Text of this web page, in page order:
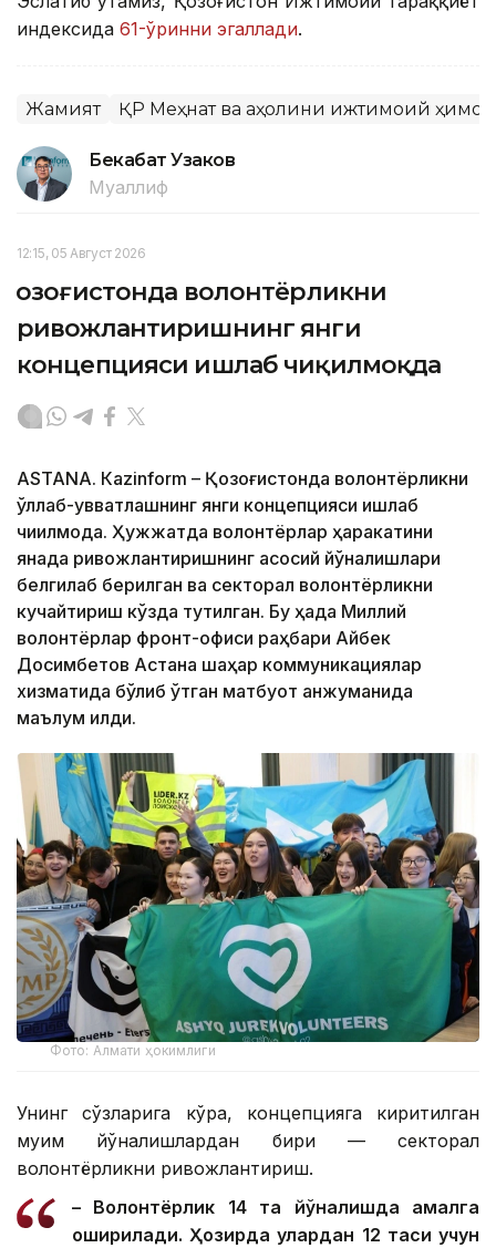
индексида 61-ўринни эгаллади.
Жамият ҚР Меҳнат ва аҳолини ижтимоий
Бекабат Узаков
Муаллиф
12:15, 05 Август 2026
Қозоғистонда волонтёрликни
ривожлантиришнинг янги
концепцияси ишлаб чиқилмоқда
ASTANА. Кazinform – Қозоғистонда волонтёрликни
қўллаб-қувватлашнинг янги концепцияси ишлаб
чиқилмоқда. Ҳужжатда волонтёрлар ҳаракатини
янада ривожлантиришнинг асосий йўналишлари
белгилаб берилган ва секторал волонтёрликни
кучайтириш кўзда тутилган. Бу ҳақда Миллий
волонтёрлар фронт-офиси раҳбари Айбек
Досимбетов Астана шаҳар коммуникациялар
хизматида бўлиб ўтган матбуот анжуманида
маълум қилди.
Фото: Алмати ҳокимлиги
Унинг сўзларига кўра, концепцияга киритилган
муҳим йўналишлардан бири — секторал
волонтёрликни ривожлантириш.
– Волонтёрлик 14 та йўналишда амалга
оширилади. Ҳозирда улардан 12 таси учун